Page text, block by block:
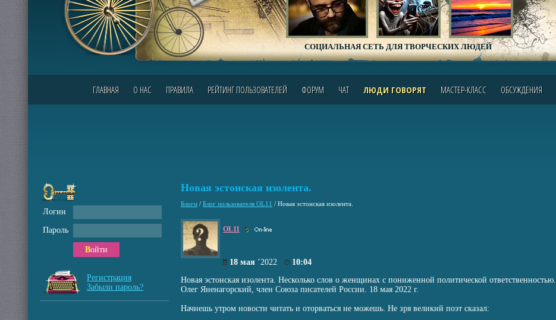
СОЦИАЛЬНАЯ СЕТЬ ДЛЯ ТВОРЧЕСКИХ ЛЮДЕЙ
ГЛАВНАЯ О НАС ПРАВИЛА РЕЙТИНГ ПОЛЬЗОВАТЕЛЕЙ ФОРУМ ЧАТ ЛЮДИ ГОВОРЯТ МАСТЕР-КЛАСС ОБСУЖДЕНИЯ
Новая эстонская изолента.
Блоги / Блог пользователя OL11 / Новая эстонская изолента.
OL11 5
18 мая ’2022
10:04
Новая эстонская изолента. Несколько слов о женщинах с пониженной политической ответственностью.
Олег Яненагорский, член Союза писателей России. 18 мая 2022 г.
Начнешь утром новости читать и оторваться не можешь. Не зря великий поэт сказал:
Логин
Пароль
Войти
Регистрация
Забыли пароль?